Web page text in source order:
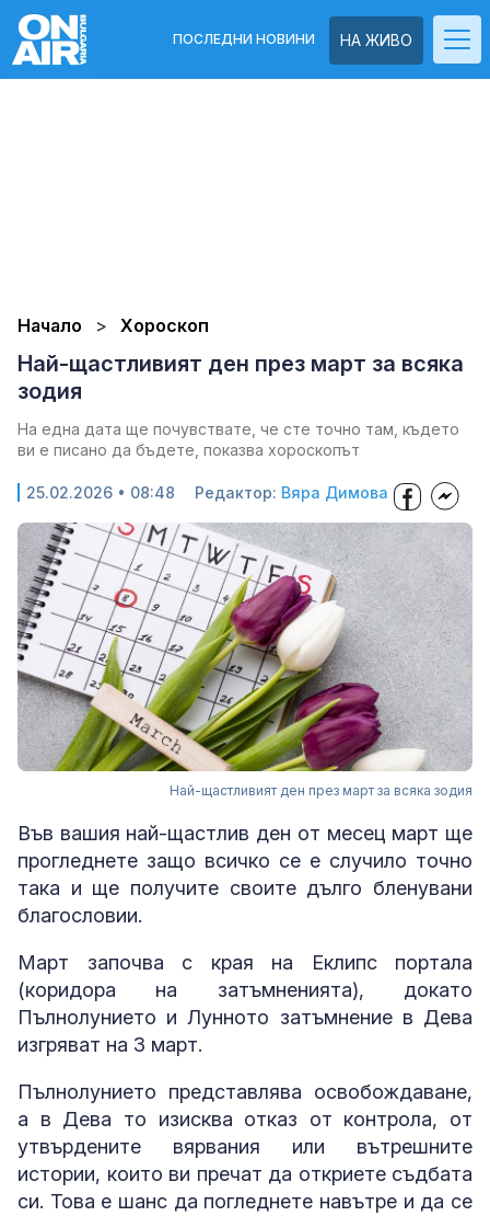
НА ЖИВО
ПОСЛЕДНИ НОВИНИ
Начало Хороскоп
Най-щастливият ден през март за всяка
зодия
На една дата ще почувствате, че сте точно там, където
ви е писано да бъдете, показва хороскопът
25.02.2026 • 08:48 Редактор: Вяра Димова
Най-щастливият ден през март за всяка зодия
Във вашия най-щастлив ден от месец март ще
прогледнете защо всичко се е случило точно
така и ще получите своите дълго бленувани
благословии.
Март започва с края на Еклипс портала
(коридора на затъмненията), докато
Пълнолунието и Лунното затъмнение в Дева
изгряват на 3 март.
Пълнолунието представлява освобождаване,
а в Дева то изисква отказ от контрола, от
утвърдените вярвания или вътрешните
истории, които ви пречат да откриете съдбата
си. Това е шанс да погледнете навътре и да се